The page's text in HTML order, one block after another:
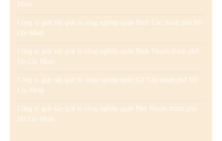
Minh
Công ty giặt sấy giặt là công nghiệp quận Bình Tân thành phố Hồ
Chí Minh
Công ty giặt sấy giặt là công nghiệp quận Bình Thạnh thành phố
Hồ Chí Minh
Công ty giặt sấy giặt là công nghiệp quận Gò Vấp thành phố Hồ
Chí Minh
Công ty giặt sấy giặt là công nghiệp quận Phú Nhuận thành phố
Hồ Chí Minh